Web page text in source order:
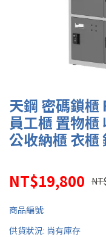
天鋼 密碼鎖櫃
員工櫃 置物櫃
公收納櫃 衣櫃
NT$19,800
商品編號:
供貨狀況: 尚有庫存